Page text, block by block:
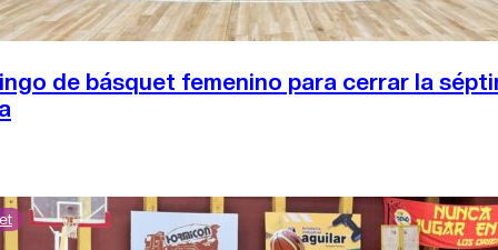
de básquet femenino para cerrar la